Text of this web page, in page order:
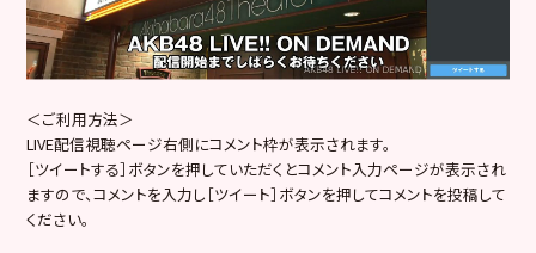
＜ご利用方法＞
LIVE配信視聴ページ右側にコメント枠が表示されます。
［ツイートする］ボタンを押していただくとコメント入力ページが表示され
ますので、コメントを入力し［ツイート］ボタンを押してコメントを投稿して
ください。